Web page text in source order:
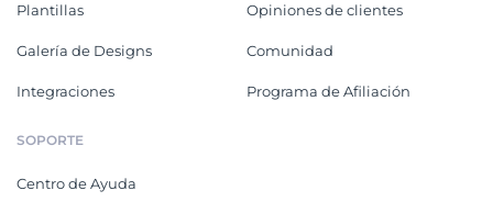
Plantillas
Galería de Designs
Integraciones
Opiniones de clientes
Comunidad
Programa de Afiliación
SOPORTE
Centro de Ayuda